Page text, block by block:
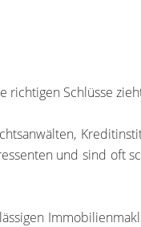
richtigen Schlüsse
und sind oft